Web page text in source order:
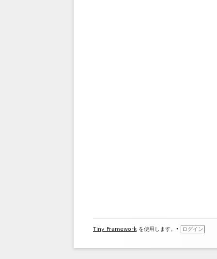
フ
Tiny Framework を使用します。 • ログイン